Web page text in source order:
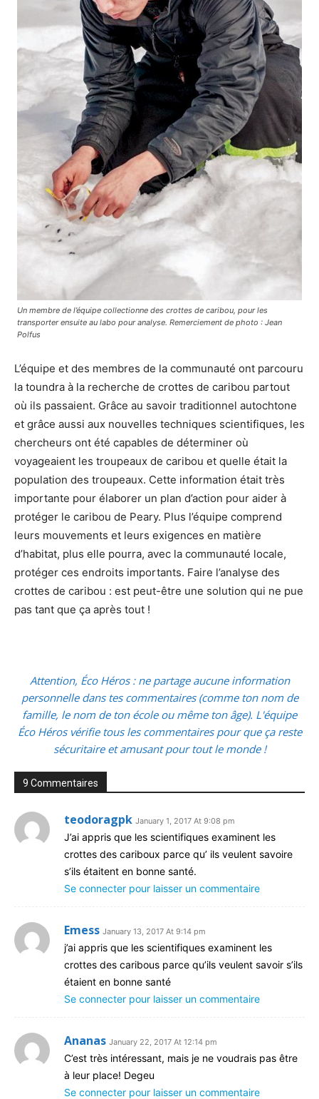
Un membre de l’équipe collectionne des crottes de caribou, pour les
transporter ensuite au labo pour analyse. Remerciement de photo : Jean
Polfus
L’équipe et des membres de la communauté ont parcouru
la toundra à la recherche de crottes de caribou partout
où ils passaient. Grâce au savoir traditionnel autochtone
et grâce aussi aux nouvelles techniques scientifiques, les
chercheurs ont été capables de déterminer où
voyageaient les troupeaux de caribou et quelle était la
population des troupeaux. Cette information était très
importante pour élaborer un plan d’action pour aider à
protéger le caribou de Peary. Plus l’équipe comprend
leurs mouvements et leurs exigences en matière
d’habitat, plus elle pourra, avec la communauté locale,
protéger ces endroits importants. Faire l’analyse des
crottes de caribou : est peut-être une solution qui ne pue
pas tant que ça après tout !
Attention, Éco Héros : ne partage aucune information
personnelle dans tes commentaires (comme ton nom de
famille, le nom de ton école ou même ton âge). L'équipe
Éco Héros vérifie tous les commentaires pour que ça reste
sécuritaire et amusant pour tout le monde !
9 Commentaires
teodoragpk January 1, 2017 At 9:08 pm
J’ai appris que les scientifiques examinent les
crottes des cariboux parce qu’ ils veulent savoire
s’ils étaitent en bonne santé.
Se connecter pour laisser un commentaire
Emess January 13, 2017 At 9:14 pm
j’ai appris que les scientifiques examinent les
crottes des caribous parce qu’ils veulent savoir s’ils
étaient en bonne santé
Se connecter pour laisser un commentaire
Ananas January 22, 2017 At 12:14 pm
C’est très intéressant, mais je ne voudrais pas être
à leur place! Degeu
Se connecter pour laisser un commentaire